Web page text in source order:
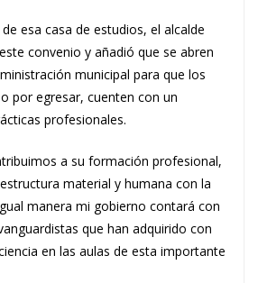
esa casa de estudios, el alcalde
convenio y añadió que se abren
municipal para que los
por egresar, cuenten con un
profesionales.
a su formación profesional,
material y humana con la
manera mi gobierno contará con
que han adquirido con
en las aulas de esta importante